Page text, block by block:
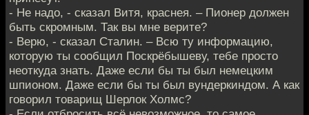
- Не надо, - сказал Витя, краснея. – Пионер должен
быть скромным. Так вы мне верите?
- Верю, - сказал Сталин. – Всю ту информацию,
которую ты сообщил Поскрёбышеву, тебе просто
неоткуда знать. Даже если бы ты был немецким
шпионом. Даже если бы ты был вундеркиндом. А как
говорил товарищ Шерлок Холмс?